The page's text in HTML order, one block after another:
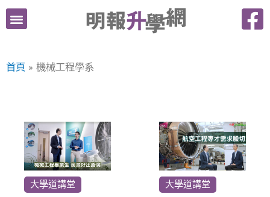
跳
內首頁 機械工程學系
大學道講堂 大學道講堂